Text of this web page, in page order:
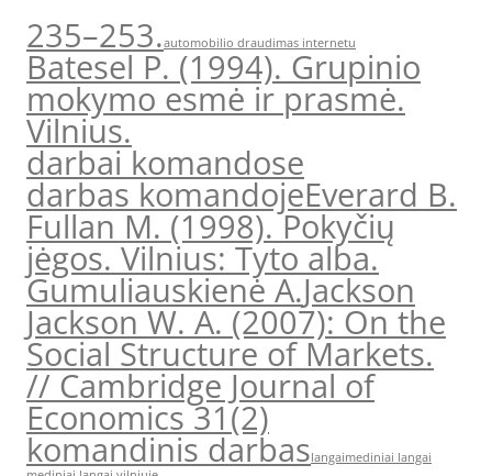
235–253.automobilio draudimas internetu
Batesel P. (1994). Grupinio
mokymo esmė ir prasmė.
Vilnius.
darbai komandose
darbas komandojeEverard B.
Fullan M. (1998). Pokyčių
jėgos. Vilnius: Tyto alba.
Gumuliauskienė A.Jackson
Jackson W. A. (2007): On the
Social Structure of Markets.
// Cambridge Journal of
Economics 31(2)
komandinis darbaslangaimediniai langai